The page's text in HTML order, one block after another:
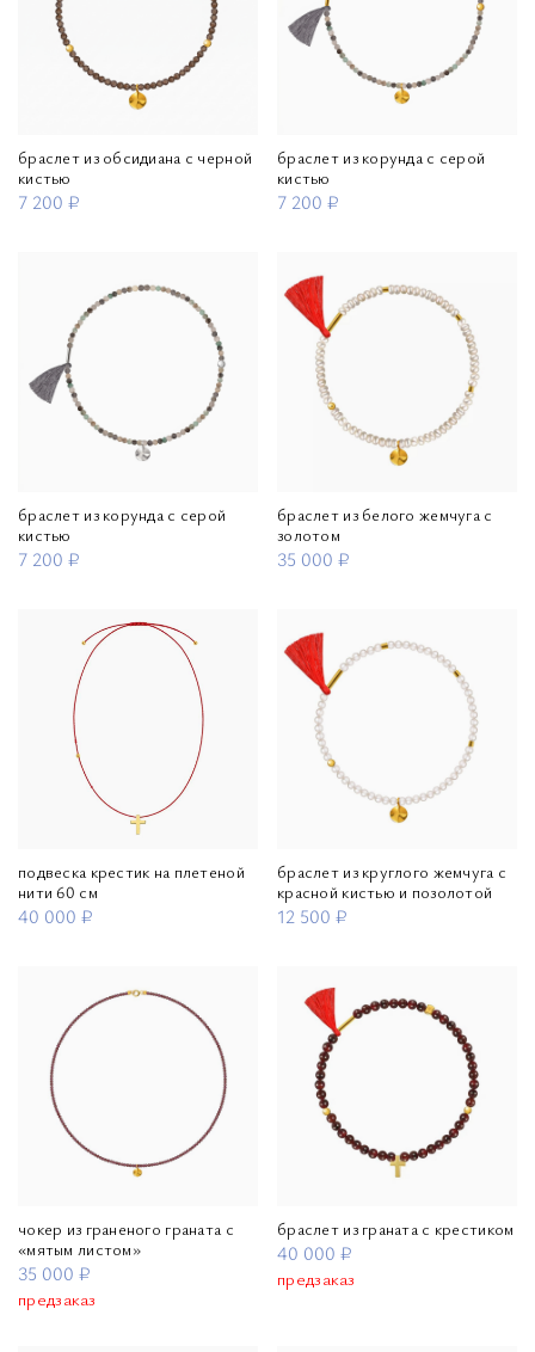
браслет из обсидиана с черной
кистью
7 200 ₽
браслет из корунда с серой
кистью
7 200 ₽
браслет из корунда с серой
кистью
7 200 ₽
браслет из белого жемчуга с
золотом
35 000 ₽
подвеска крестик на плетеной
нити 60 см
40 000 ₽
браслет из круглого жемчуга с
красной кистью и позолотой
12 500 ₽
чокер из граненого граната с
«мятым листом»
35 000 ₽
предзаказ
браслет из граната с крестиком
40 000 ₽
предзаказ